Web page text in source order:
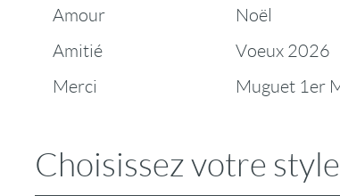
Amour
Amitié
Merci
Noël
Voeux 2026
Muguet 1er
Choisissez votre style